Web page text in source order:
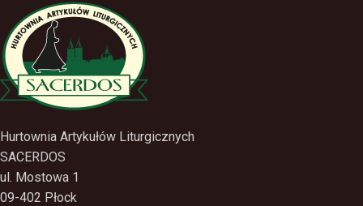
Hurtownia Artykułów Liturgicznych
SACERDOS
ul. Mostowa 1
09-402 Płock